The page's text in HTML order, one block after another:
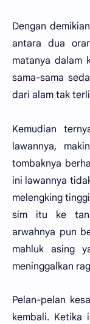
Dengan
antara dua
matanya dalam
sama-sama
dari alam tak
Kemudian
lawannya,
tombaknya
ini lawannya
melengking
sim itu ke
arwahnya pun
mahluk asing
meninggalkan
Pelan-pelan
kembali. Ketika